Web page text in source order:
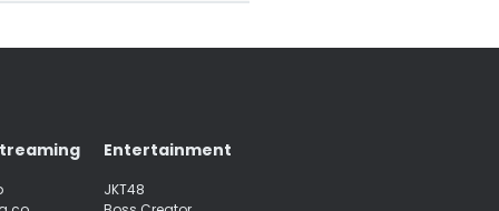
Entertainment
JKT48